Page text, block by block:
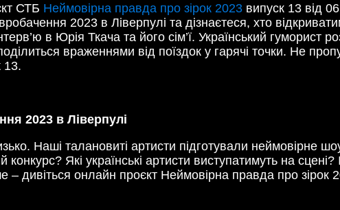
СТБ Неймовірна правда про зірок 2023 випуск 13 від
2023 в Ліверпулі та дізнаєтеся, хто
в Юрія Ткача та його сім’ї. Український гуморист
враженнями від поїздок у гарячі точки. Не
13.
2023 в Ліверпулі
Наші талановиті артисти підготували неймовірне
конкурс? Які українські артисти виступатимуть на
– дивіться онлайн проєкт Неймовірна правда про зірок